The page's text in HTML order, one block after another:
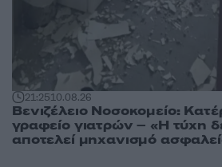
21:2510.08.26
Βενιζέλειο Νοσοκομείο:
γραφείο γιατρών – «Η τύχη
αποτελεί μηχανισμό